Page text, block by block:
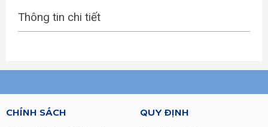
Nơi sản xuất:Thái Lan
Năm ra mắt:2017
Thông tin chi tiết
CHÍNH SÁCH QUY ĐỊNH